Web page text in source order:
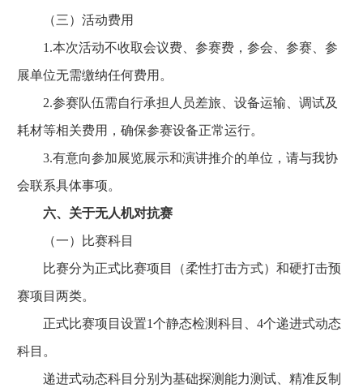
（三）活动费用
1.本次活动不收取会议费、参赛费，参会、参赛、参
展单位无需缴纳任何费用。
2.参赛队伍需自行承担人员差旅、设备运输、调试及
耗材等相关费用，确保参赛设备正常运行。
3.有意向参加展览展示和演讲推介的单位，请与我协
会联系具体事项。
六、关于无人机对抗赛
（一）比赛科目
比赛分为正式比赛项目（柔性打击方式）和硬打击预
赛项目两类。
正式比赛项目设置1个静态检测科目、4个递进式动态
科目。
递进式动态科目分别为基础探测能力测试、精准反制